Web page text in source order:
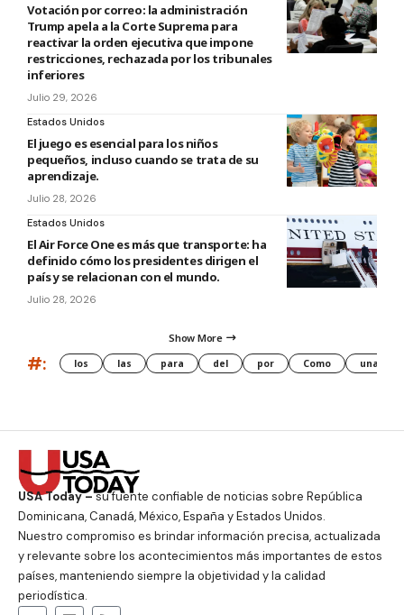
Votación por correo: la administración
Trump apela a la Corte Suprema para
reactivar la orden ejecutiva que impone
restricciones, rechazada por los tribunales
inferiores
Julio 29, 2026
Estados Unidos
El juego es esencial para los niños
pequeños, incluso cuando se trata de su
aprendizaje.
Julio 28, 2026
Estados Unidos
El Air Force One es más que transporte: ha
definido cómo los presidentes dirigen el
país y se relacionan con el mundo.
Julio 28, 2026
Show More
#: los las para del por Como una
USA Today –su fuente confiable de noticias sobre República
Dominicana, Canadá, México, España y Estados Unidos.
Nuestro compromiso es brindar información precisa, actualizada
y relevante sobre los acontecimientos más importantes de estos
países, manteniendo siempre la objetividad y la calidad
periodística.